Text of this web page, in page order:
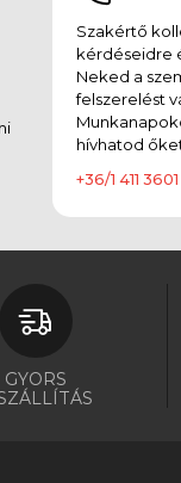
Szakértő
kérdéseidre
Neked a
felszerelést
hívhatod
+36/1 411 3601
GYORS